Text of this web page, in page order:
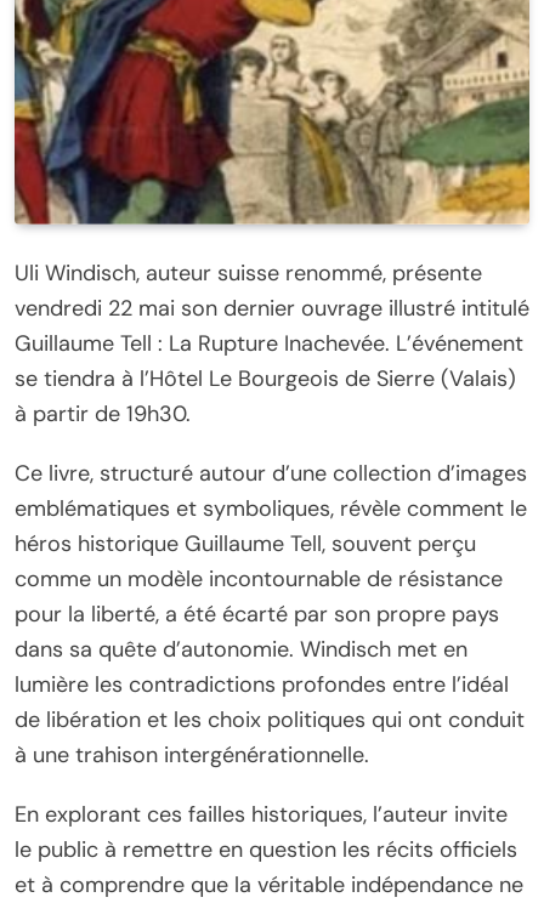
Uli Windisch, auteur suisse renommé, présente
vendredi 22 mai son dernier ouvrage illustré intitulé
Guillaume Tell : La Rupture Inachevée. L’événement
se tiendra à l’Hôtel Le Bourgeois de Sierre (Valais)
à partir de 19h30.
Ce livre, structuré autour d’une collection d’images
emblématiques et symboliques, révèle comment le
héros historique Guillaume Tell, souvent perçu
comme un modèle incontournable de résistance
pour la liberté, a été écarté par son propre pays
dans sa quête d’autonomie. Windisch met en
lumière les contradictions profondes entre l’idéal
de libération et les choix politiques qui ont conduit
à une trahison intergénérationnelle.
En explorant ces failles historiques, l’auteur invite
le public à remettre en question les récits officiels
et à comprendre que la véritable indépendance ne